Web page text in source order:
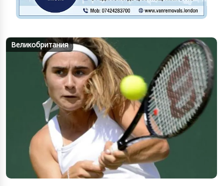
Великобритания